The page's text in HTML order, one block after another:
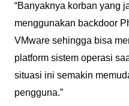
“Banyaknya korban yang
menggunakan backdoor
VMware sehingga bisa
platform sistem operasi
situasi ini semakin
pengguna.”